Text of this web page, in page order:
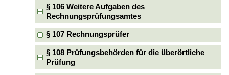
§ 106 Weitere Aufgaben des
Rechnungsprüfungsamtes
§ 107 Rechnungsprüfer
§ 108 Prüfungsbehörden für die überörtliche
Prüfung